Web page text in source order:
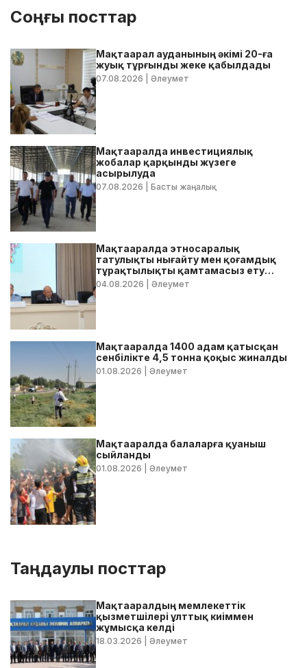
Соңғы посттар
Мақтаарал ауданының әкімі 20-ға
жуық тұрғынды жеке қабылдады
07.08.2026 | Әлеумет
Мақтааралда инвестициялық
жобалар қарқынды жүзеге
асырылуда
07.08.2026 | Басты жаңалық
Мақтааралда этносаралық
татулықты нығайту мен қоғамдық
тұрақтылықты қамтамасыз ету
бойынша жедел кеңес өтті
04.08.2026 | Әлеумет
Мақтааралда 1400 адам қатысқан
сенбілікте 4,5 тонна қоқыс жиналды
01.08.2026 | Әлеумет
Мақтааралда балаларға қуаныш
сыйланды
01.08.2026 | Әлеумет
Таңдаулы посттар
Мақтааралдың мемлекеттік
қызметшілері ұлттық киіммен
жұмысқа келді
18.03.2026 | Әлеумет